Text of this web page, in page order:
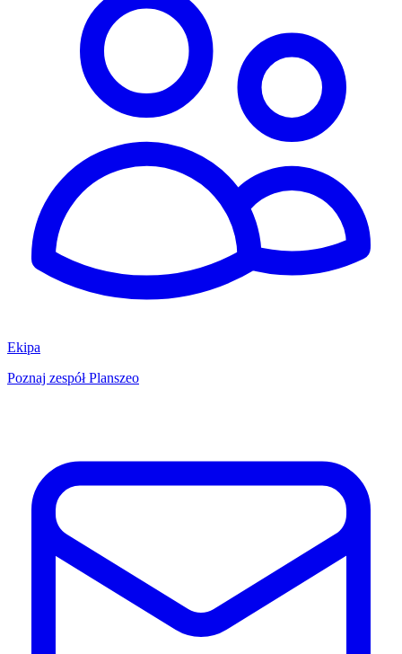
Ekipa
Poznaj zespół Planszeo